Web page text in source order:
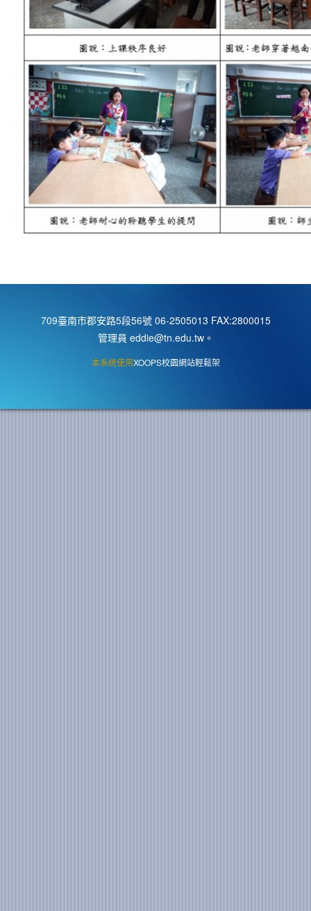
709臺南市郡安路5段56號 06-2505013 FAX:2800015
管理員 eddie@tn.edu.tw。
本系統使用XOOPS校園網站輕鬆架